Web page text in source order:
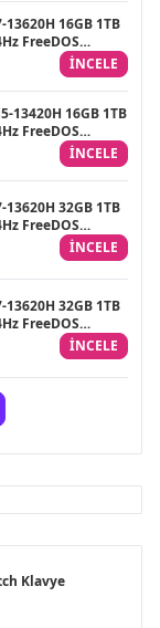
13620H 16GB 1TB
FreeDOS
INCELE
13420H 16GB 1TB
FreeDOS
INCELE
13620H 32GB 1TB
FreeDOS
INCELE
13620H 32GB 1TB
FreeDOS
INCELE
Klavye